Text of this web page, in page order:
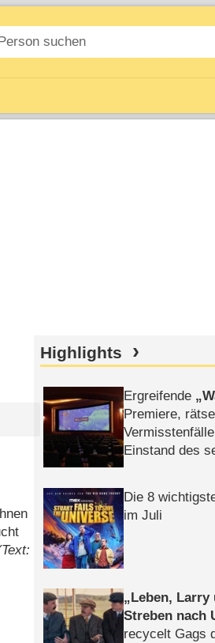
Highlights
Ergreifende
Premiere,
Einstand des
Die 8
im Juli
Leben, Larry
Streben nach
recycelt Gags